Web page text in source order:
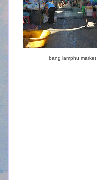
bang lamphu market